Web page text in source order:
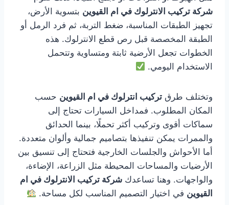
شركة تركيب الانترلوك في ام القيوين بتسوية الأرض،
تجهيز الطبقات المناسبة، ضغط التربة، ثم فرد الرمل أو
الطبقة المخصصة قبل رص قطع الانترلوك. هذه
الخطوات تجعل الأرضية ثابتة ومتساوية وتتحمل
الاستخدام اليومي.
وتختلف طرق تركيب انترلوك في ام القيوين حسب
المكان المطلوب. فمداخل السيارات تحتاج إلى
سماكات أقوى وتركيب أكثر تحملًا، بينما الحدائق
والممرات يمكن تنفيذها بتصاميم جمالية وألوان متعددة.
أما الأحواش والجلسات الخارجية فتحتاج إلى تنسيق بين
الأرضيات والمساحات المحيطة مثل الزراعة، الإضاءة،
والواجهات. وهنا تساعدك شركة تركيب الانترلوك في ام
القيوين في اختيار التصميم المناسب لكل مساحة.